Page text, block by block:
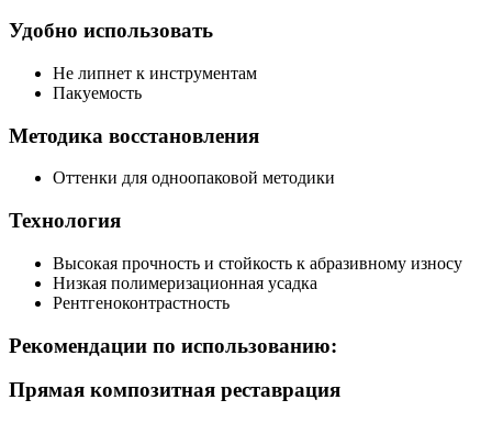
Удобно использовать
Не липнет к инструментам
Пакуемость
Методика восстановления
Оттенки для одноопаковой методики
Технология
Высокая прочность и стойкость к абразивному износу
Низкая полимеризационная усадка
Рентгеноконтрастность
Рекомендации по использованию:
Прямая композитная реставрация